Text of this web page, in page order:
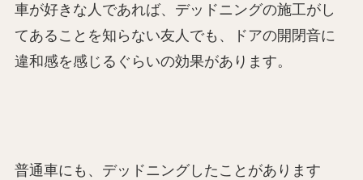
車が好きな人であれば、デッドニングの施工がし
てあることを知らない友人でも、ドアの開閉音に
違和感を感じるぐらいの効果があります。
普通車にも、デッドニングしたことがあります